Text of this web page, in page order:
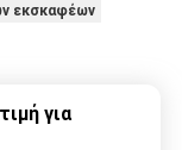
εκσκαφέων
για